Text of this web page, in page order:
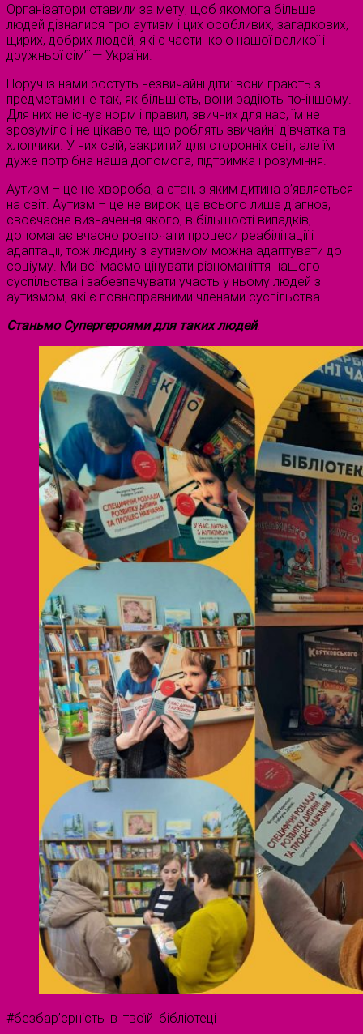
Організатори ставили за мету, щоб якомога більше
людей дізналися про аутизм і цих особливих, загадкових,
щирих, добрих людей, які є частинкою нашої великої і
дружньої сім’ї — України.
Поруч із нами ростуть незвичайні діти: вони грають з
предметами не так, як більшість, вони радіють по-іншому.
Для них не існує норм і правил, звичних для нас, їм не
зрозуміло і не цікаво те, що роблять звичайні дівчатка та
хлопчики. У них свій, закритий для сторонніх світ, але їм
дуже потрібна наша допомога, підтримка і розуміння.
Аутизм – це не хвороба, а стан, з яким дитина з’являється
на світ. Аутизм – це не вирок, це всього лише діагноз,
своєчасне визначення якого, в більшості випадків,
допомагає вчасно розпочати процеси реабілітації і
адаптації, тож людину з аутизмом можна адаптувати до
соціуму. Ми всі маємо цінувати різноманіття нашого
суспільства і забезпечувати участь у ньому людей з
аутизмом, які є повноправними членами суспільства.
Станьмо Супергероями для таких людей!
#безбар’єрність_в_твоїй_бібліотеці